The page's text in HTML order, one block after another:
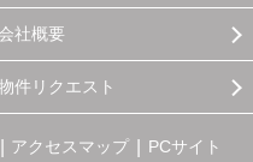
社概要
件リクエスト
アクセスマップ
PCサイト